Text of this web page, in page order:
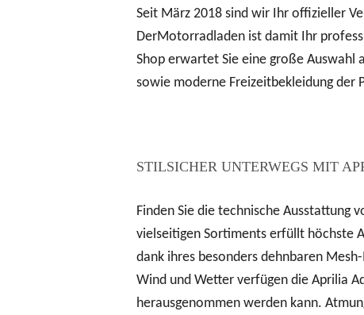
Seit März 2018 sind wir Ihr offizieller
DerMotorradladen ist damit Ihr
Shop erwartet Sie eine große
sowie moderne Freizeitbekleidung der
STILSICHER UNTERWEGS MIT
Finden Sie die technische Ausstattung
vielseitigen Sortiments erfüllt höchste
dank ihres besonders dehnbaren
Wind und Wetter verfügen die Aprilia
herausgenommen werden kann.